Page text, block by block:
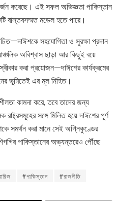
করেছে। এই সফল অভিজ্ঞতা পাকিস্তান
বাস্তবসম্মত মডেল হতে পারে।
সহযোগিতা ও সুরক্ষা প্রদান
অবিশ্বাস ছাড়া আর কিছুই বয়ে
করা প্রয়োজন—দাঈশের কার্যক্রমের
ভূমিতেই এর মূল নিহিত।
কামনা করে, তবে তাদের জন্য
সঙ্গে মিলিত হয়ে দাঈশের পূর্ণ
সমর্থন করা মানে সেই অগ্নিকুণ্ডের
শিগগির পাকিস্তানের অভ্যন্তরেও পৌঁছে
#পাকিস্তান #রাজনীতি